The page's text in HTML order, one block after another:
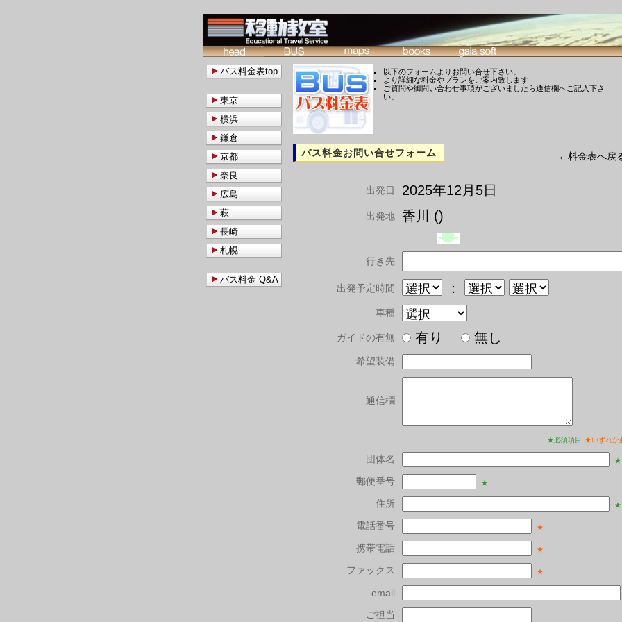
以下のフォームよりお問い合せ下さい。
より詳細な料金やプランをご案内致します
ご質問や御問い合わせ事項がございましたら通信欄へご記入下さ
い。
バス料金お問い合せフォーム ←料金表へ戻
出発日 2025年12月5日
出発地 香川 ()
行き先
出発予定時間 ：
車種
ガイドの有無 有り 無し
希望装備
通信欄
★必須項目 ★いずれか
団体名 ★
郵便番号 ★
住所 ★
電話番号 ★
携帯電話 ★
ファックス ★
email
ご担当
バス料金表top
東京
横浜
鎌倉
京都
奈良
広島
萩
長崎
札幌
バス料金 Q&A